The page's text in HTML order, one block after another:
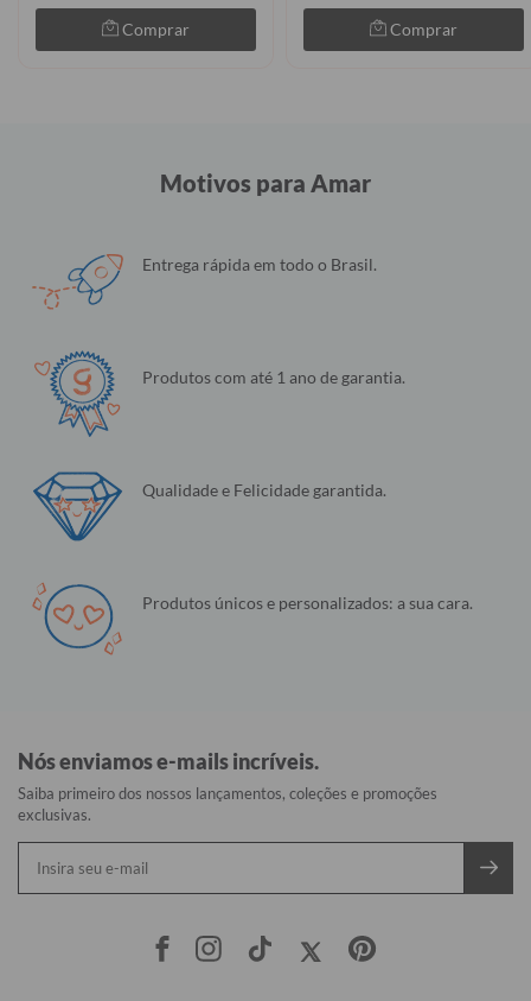
Comprar Comprar
Motivos para Amar
Entrega rápida em todo o Brasil.
Produtos com até 1 ano de garantia.
Qualidade e Felicidade garantida.
Produtos únicos e personalizados: a sua cara.
Nós enviamos e-mails incríveis.
Saiba primeiro dos nossos lançamentos, coleções e promoções
exclusivas.